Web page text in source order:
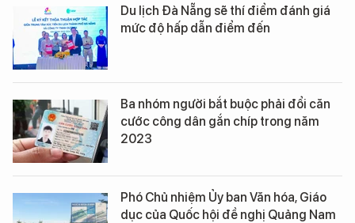
Du lịch Đà Nẵng sẽ thí điểm đánh giá
mức độ hấp dẫn điểm đến
Ba nhóm người bắt buộc phải đổi căn
cước công dân gắn chíp trong năm
2023
Phó Chủ nhiệm Ủy ban Văn hóa, Giáo
dục của Quốc hội đề nghị Quảng Nam